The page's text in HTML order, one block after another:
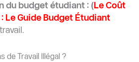
du budget étudiant : (Le Coût
: Le Guide Budget Étudiant
de Travail Illégal ?